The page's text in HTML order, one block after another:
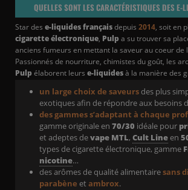
QUELLES SONT LES CARACTÉRISTIQUES DES E-
Star des e-liquides françaisdepuis 2014, soit en
cigarette électronique, Pulp a su trouver sa
anciens fumeurs en mettant la saveur au coeur de
Passionnés de nourriture, chimistes du goût, les
Pulp élaborent leurs e-liquidesà la manière des
un large choix de saveursdes plus
exotiques afin de répondre aux besoins
des gammes s’adaptant à chaque
gamme originale en 70/30 idéale pour
et adeptes devape MTL, Cult Line en
types de cigarette électronique, gamme
nicotine…
des arômes de qualité alimentairesans
parabène etambrox.